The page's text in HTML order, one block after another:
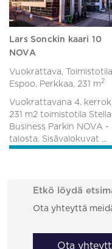
Lars Sonckin kaari 10
NOVA
Vuokrattava,
Espoo, Perkkaa, 231 m2
Vuokrattavana 4.
231 m2 toimistotila Stella
Business Parkin NOVA -
talosta. Sisävalokuvat ...
Etkö löydä
Ota yhteyttä
Ota